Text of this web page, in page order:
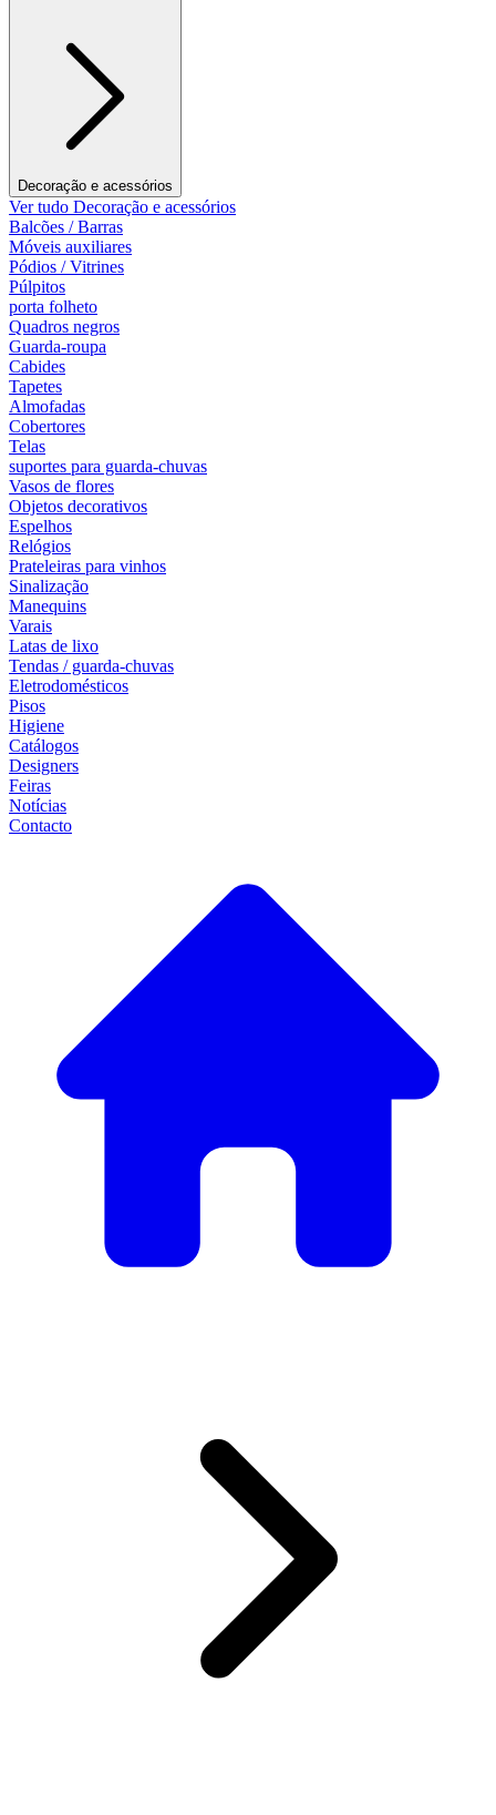
Decoração e acessórios
Ver tudo Decoração e acessórios
Balcões / Barras
Móveis auxiliares
Pódios / Vitrines
Púlpitos
porta folheto
Quadros negros
Guarda-roupa
Cabides
Tapetes
Almofadas
Cobertores
Telas
suportes para guarda-chuvas
Vasos de flores
Objetos decorativos
Espelhos
Relógios
Prateleiras para vinhos
Sinalização
Manequins
Varais
Latas de lixo
Tendas / guarda-chuvas
Eletrodomésticos
Pisos
Higiene
Catálogos
Designers
Feiras
Notícias
Contacto